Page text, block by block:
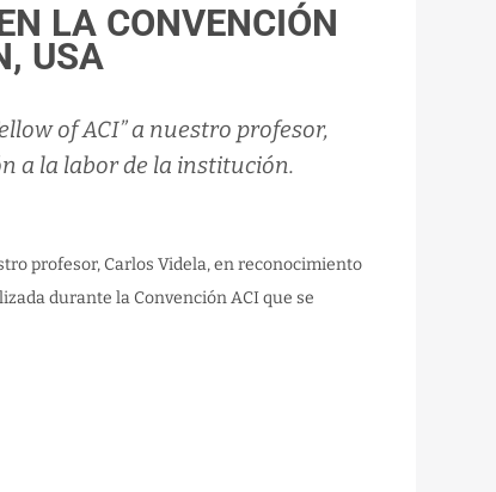
LA CONVENCIÓN
USA
of ACI” a nuestro profesor,
a la labor de la institución.
profesor, Carlos Videla, en reconocimiento
durante la Convención ACI que se